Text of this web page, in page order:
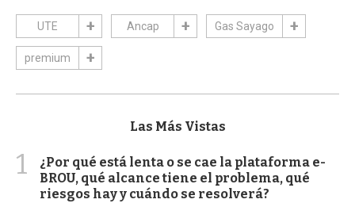
UTE Ancap Gas Sayago
premium
Las Más Vistas
1
¿Por qué está lenta o se cae la plataforma e-
BROU, qué alcance tiene el problema, qué
riesgos hay y cuándo se resolverá?